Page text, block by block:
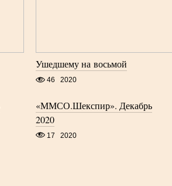
Ушедшему на восьмой
46 2020
«ММСО.Шекспир». Декабрь
2020
17 2020